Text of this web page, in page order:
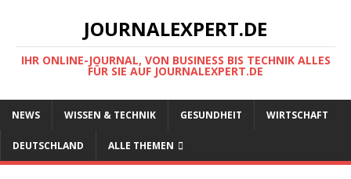
JOURNALEXPERT.DE
IHR ONLINE-JOURNAL, VON BUSINESS BIS TECHNIK ALLES
FÜR SIE AUF JOURNALEXPERT.DE
NEWS WISSEN & TECHNIK GESUNDHEIT WIRTSCHAFT
DEUTSCHLAND ALLE THEMEN